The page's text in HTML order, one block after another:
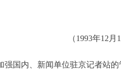
（1993年12
内、新闻单位驻京记者站的